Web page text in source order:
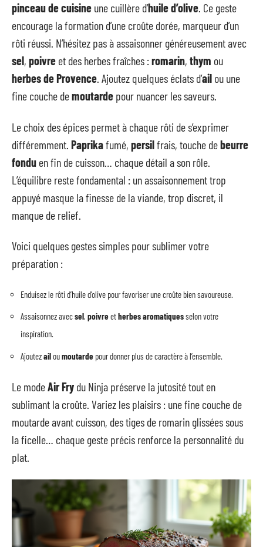
pinceau de cuisine une cuillère d’huile d’olive. Ce geste
encourage la formation d’une croûte dorée, marqueur d’un
rôti réussi. N’hésitez pas à assaisonner généreusement avec
sel, poivre et des herbes fraîches :romarin, thym ou
herbes de Provence. Ajoutez quelques éclats d’ail ou une
fine couche demoutarde pour nuancer les saveurs.
Le choix des épices permet à chaque rôti de s’exprimer
différemment. Paprikafumé, persilfrais, touche debeurre
fondu en fin de cuisson… chaque détail a son rôle.
L’équilibre reste fondamental : un assaisonnement trop
appuyé masque la finesse de la viande, trop discret, il
manque de relief.
Voici quelques gestes simples pour sublimer votre
préparation :
Enduisez le rôti d’huile d’olive pour favoriser une croûte bien savoureuse.
Assaisonnez avecsel, poivreetherbes aromatiquesselon votre
inspiration.
Ajoutezailoumoutarde pour donner plus de caractère à l’ensemble.
Le modeAir Frydu Ninja préserve la jutosité tout en
sublimant la croûte. Variez les plaisirs : une fine couche de
moutarde avant cuisson, des tiges de romarin glissées sous
la ficelle… chaque geste précis renforce la personnalité du
plat.